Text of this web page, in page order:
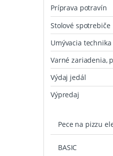
Príprava potravín
Stolové spotrebiče
Umývacia technika
Varné zariadenia,
Výdaj jedál
Výpredaj
Pece na pizzu
BASIC